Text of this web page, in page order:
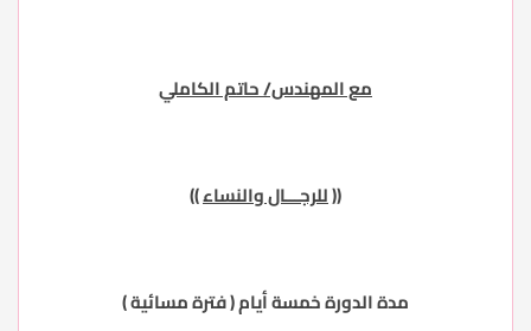
مع المهندس/ حاتم الكاملي
((للرجـــال والنساء))
مدة الدورة خمسة أيام (فترة مسائية)